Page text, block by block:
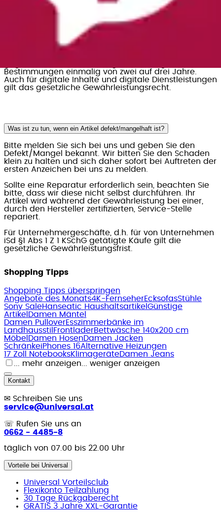
Entscheiden Sie sich bei einem mangelhaften Produkt
für eine Reparatur anstelle einer Ersatzlieferung,
Bestimmungen einmalig von zwei auf drei Jahre.
Auch für digitale Inhalte und digitale Dienstleistungen
gilt das gesetzliche Gewährleistungsrecht.
Was ist zu tun, wenn ein Artikel defekt/mangelhaft ist?
Bitte melden Sie sich bei uns und geben Sie den
Defekt/Mangel bekannt. Wir bitten Sie den Schaden
klein zu halten und sich daher sofort bei Auftreten der
ersten Anzeichen bei uns zu melden.
Sollte eine Reparatur erforderlich sein, beachten Sie
bitte, dass wir diese nicht selbst durchführen. Ihr
Artikel wird während der Gewährleistung bei einer,
durch den Hersteller zertifizierten, Service-Stelle
repariert.
Für Unternehmergeschäfte, d.h. für von Unternehmen
iSd §1 Abs 1 Z 1 KSchG getätigte Käufe gilt die
gesetzliche Gewährleistungsfrist.
Shopping Tipps
Shopping Tipps überspringen
Angebote des Monats4K-FernseherEcksofasStühle
Sony SaleHanseatic Haushaltsartikel Günstige
Artikel Damen Mäntel
Damen PulloverEsszimmerbänke im
Landhausstil FrontladerBettwäsche 140x200 cm
Möbel Damen HosenDamen Jacken
SchränkeiPhones 16Alternative Heizungen
17 Zoll NotebooksKlimageräteDamen Jeans
... mehr anzeigen ... weniger anzeigen
Kontakt
✉ Schreiben Sie uns
service@universal.at
☏ Rufen Sie uns an
0662 - 4485-8
täglich von 07.00 bis 22.00 Uhr
Vorteile bei Universal
Universal Vorteilsclub
Flexikonto Teilzahlung
30 Tage Rückgaberecht
GRATIS 3 Jahre XXL-Garantie